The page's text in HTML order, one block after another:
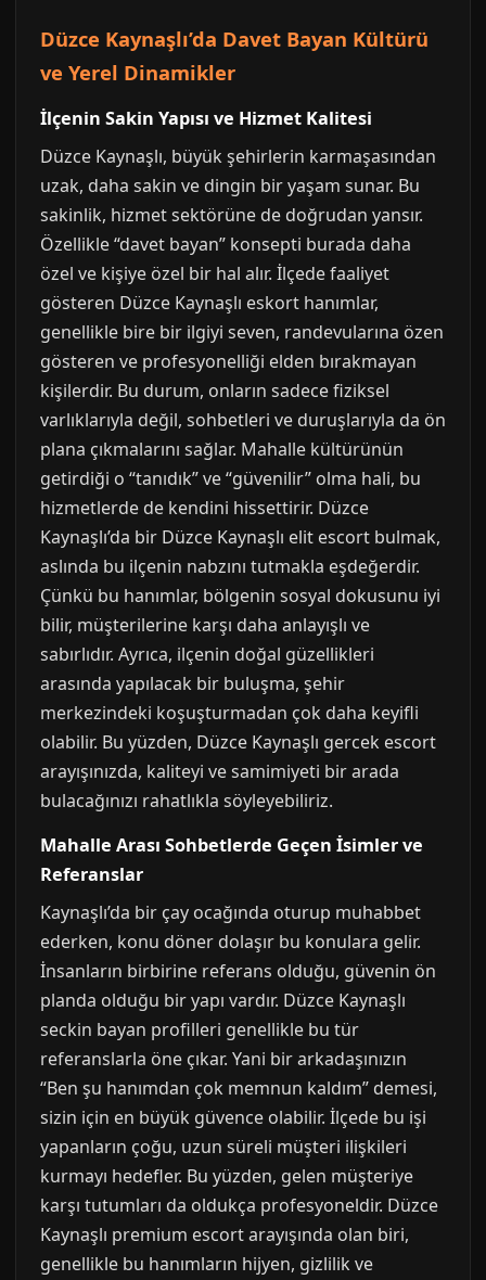
Düzce Kaynaşlı’da Davet Bayan Kültürü
ve Yerel Dinamikler
İlçenin Sakin Yapısı ve Hizmet Kalitesi
Düzce Kaynaşlı, büyük şehirlerin karmaşasından
uzak, daha sakin ve dingin bir yaşam sunar. Bu
sakinlik, hizmet sektörüne de doğrudan yansır.
Özellikle “davet bayan” konsepti burada daha
özel ve kişiye özel bir hal alır. İlçede faaliyet
gösteren Düzce Kaynaşlı eskort hanımlar,
genellikle bire bir ilgiyi seven, randevularına özen
gösteren ve profesyonelliği elden bırakmayan
kişilerdir. Bu durum, onların sadece fiziksel
varlıklarıyla değil, sohbetleri ve duruşlarıyla da ön
plana çıkmalarını sağlar. Mahalle kültürünün
getirdiği o “tanıdık” ve “güvenilir” olma hali, bu
hizmetlerde de kendini hissettirir. Düzce
Kaynaşlı’da bir Düzce Kaynaşlı elit escort bulmak,
aslında bu ilçenin nabzını tutmakla eşdeğerdir.
Çünkü bu hanımlar, bölgenin sosyal dokusunu iyi
bilir, müşterilerine karşı daha anlayışlı ve
sabırlıdır. Ayrıca, ilçenin doğal güzellikleri
arasında yapılacak bir buluşma, şehir
merkezindeki koşuşturmadan çok daha keyifli
olabilir. Bu yüzden, Düzce Kaynaşlı gercek escort
arayışınızda, kaliteyi ve samimiyeti bir arada
bulacağınızı rahatlıkla söyleyebiliriz.
Mahalle Arası Sohbetlerde Geçen İsimler ve
Referanslar
Kaynaşlı’da bir çay ocağında oturup muhabbet
ederken, konu döner dolaşır bu konulara gelir.
İnsanların birbirine referans olduğu, güvenin ön
planda olduğu bir yapı vardır. Düzce Kaynaşlı
seckin bayan profilleri genellikle bu tür
referanslarla öne çıkar. Yani bir arkadaşınızın
“Ben şu hanımdan çok memnun kaldım” demesi,
sizin için en büyük güvence olabilir. İlçede bu işi
yapanların çoğu, uzun süreli müşteri ilişkileri
kurmayı hedefler. Bu yüzden, gelen müşteriye
karşı tutumları da oldukça profesyoneldir. Düzce
Kaynaşlı premium escort arayışında olan biri,
genellikle bu hanımların hijyen, gizlilik ve